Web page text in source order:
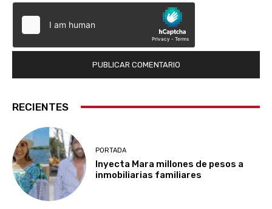
RECIENTES
PORTADA
Inyecta Mara millones de pesos a
inmobiliarias familiares